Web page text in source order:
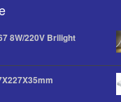
8W/220V Brilight